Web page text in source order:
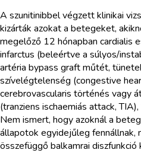
A szunitinibbel végzett klinikai
kizárták azokat a betegeket,
megelőző 12 hónapban cardialis
infarctus (beleértve a súlyos/
artéria bypass graft műtét,
szívelégtelenség (congestive
cerebrovascularis történés vagy
(tranziens ischaemiás attack,
Nem ismert, hogy azoknál a
állapotok egyidejűleg fennállnak,
összefüggő balkamrai diszfunkció